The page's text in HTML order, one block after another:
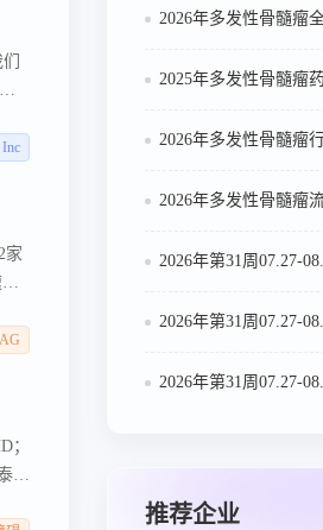
家
；
双
2026年多发性骨髓瘤全解析
2025年多发性骨髓瘤药物研
2026年多发性骨髓瘤行业深度
2026年多发性骨髓瘤流行病学
2026年第31周07.27-
2026年第31周07.27-08.02国
2026年第31周07.27-08.02国内
推荐企业